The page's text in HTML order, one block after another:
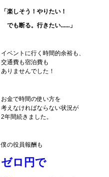
「楽しそう！やりたい！
でも断る。行きたい......」
イベントに行く時間的余裕も、
交通費も宿泊費も
ありませんでした！
お金で時間の使い方を
考えなければならない状況が
2年間続きました。
僕の役員報酬も
ゼロ円で